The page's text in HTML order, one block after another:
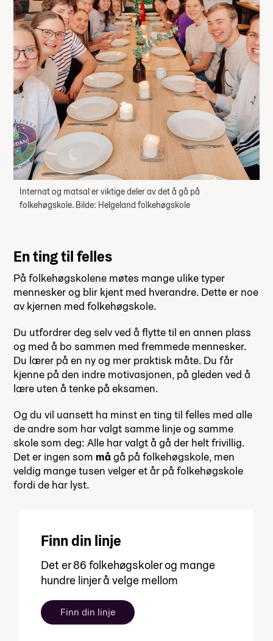
Internat og matsal er viktige deler av det å gå på
folkehøgskole. Bilde: Helgeland folkehøgskole
En ting til felles
På folkehøgskolene møtes mange ulike typer
mennesker og blir kjent med hverandre. Dette er noe
av kjernen med folkehøgskole.
Du utfordrer deg selv ved å flytte til en annen plass
og med å bo sammen med fremmede mennesker.
Du lærer på en ny og mer praktisk måte. Du får
kjenne på den indre motivasjonen, på gleden ved å
lære uten å tenke på eksamen.
Og du vil uansett ha minst en ting til felles med alle
de andre som har valgt samme linje og samme
skole som deg: Alle har valgt å gå der helt frivillig.
Det er ingen som mågå på folkehøgskole, men
veldig mange tusen velger et år på folkehøgskole
fordi de har lyst.
Finn din linje
Det er 86 folkehøgskoler og mange
hundre linjer å velge mellom
Finn din linje